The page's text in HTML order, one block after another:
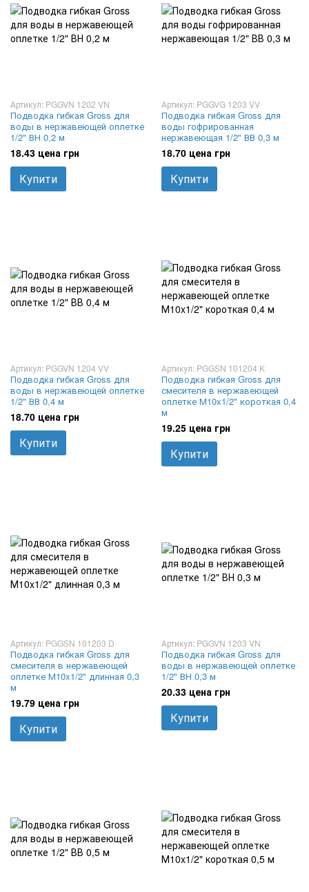
Артикул: PGGVN 1202 VN
Подводка гибкая Gross для
воды в нержавеющей оплетке
1/2" ВН 0,2 м
18.43 цена грн
Купити
Артикул: PGGVG 1203 VV
Подводка гибкая Gross для
воды гофрированная
нержавеющая 1/2" ВВ 0,3 м
18.70 цена грн
Купити
Артикул: PGGVN 1204 VV
Подводка гибкая Gross для
воды в нержавеющей оплетке
1/2" ВВ 0,4 м
18.70 цена грн
Купити
Артикул: PGGSN 101204 K
Подводка гибкая Gross для
смесителя в нержавеющей
оплетке М10x1/2" короткая 0,4
м
19.25 цена грн
Купити
Артикул: PGGSN 101203 D
Подводка гибкая Gross для
смесителя в нержавеющей
оплетке М10x1/2" длинная 0,3
м
19.79 цена грн
Купити
Артикул: PGGVN 1203 VN
Подводка гибкая Gross для
воды в нержавеющей оплетке
1/2" ВН 0,3 м
20.33 цена грн
Купити